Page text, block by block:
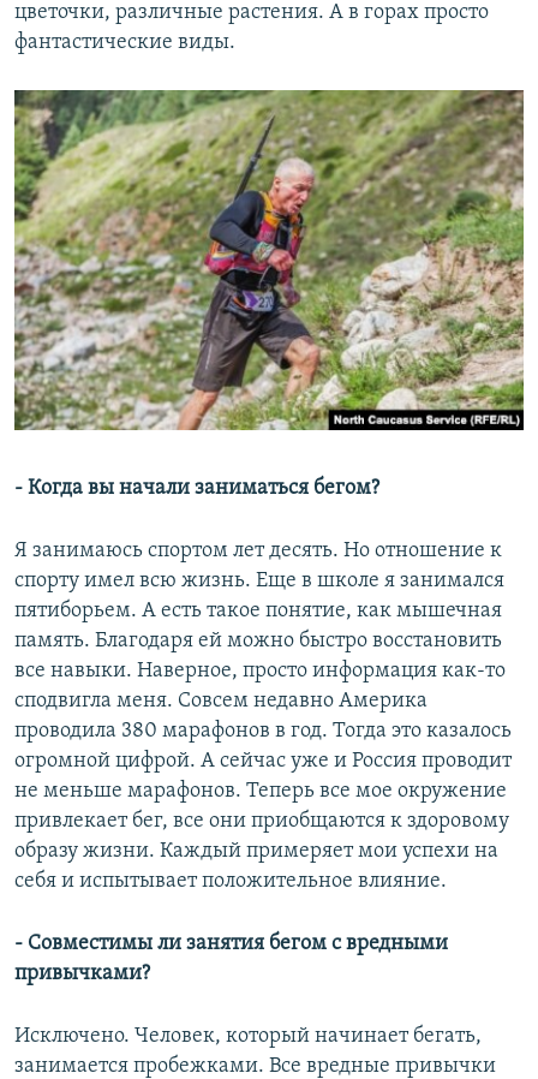
цветочки, различные растения. А в горах просто
фантастические виды.
- Когда вы начали заниматься бегом?
Я занимаюсь спортом лет десять. Но отношение к
спорту имел всю жизнь. Еще в школе я занимался
пятиборьем. А есть такое понятие, как мышечная
память. Благодаря ей можно быстро восстановить
все навыки. Наверное, просто информация как-то
сподвигла меня. Совсем недавно Америка
проводила 380 марафонов в год. Тогда это казалось
огромной цифрой. А сейчас уже и Россия проводит
не меньше марафонов. Теперь все мое окружение
привлекает бег, все они приобщаются к здоровому
образу жизни. Каждый примеряет мои успехи на
себя и испытывает положительное влияние.
- Совместимы ли занятия бегом с вредными
привычками?
Исключено. Человек, который начинает бегать,
занимается пробежками. Все вредные привычки